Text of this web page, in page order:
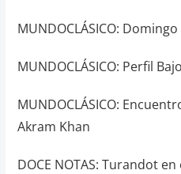
MUNDOCLÁSICO:
MUNDOCLÁSICO: Perfil Bajo
MUNDOCLÁSICO:
Akram Khan
DOCE NOTAS: Turandot